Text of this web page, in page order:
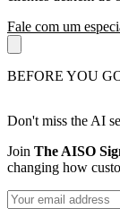
Fale com um
BEFORE YOU
Don't miss the AI
Join The AISO
changing how